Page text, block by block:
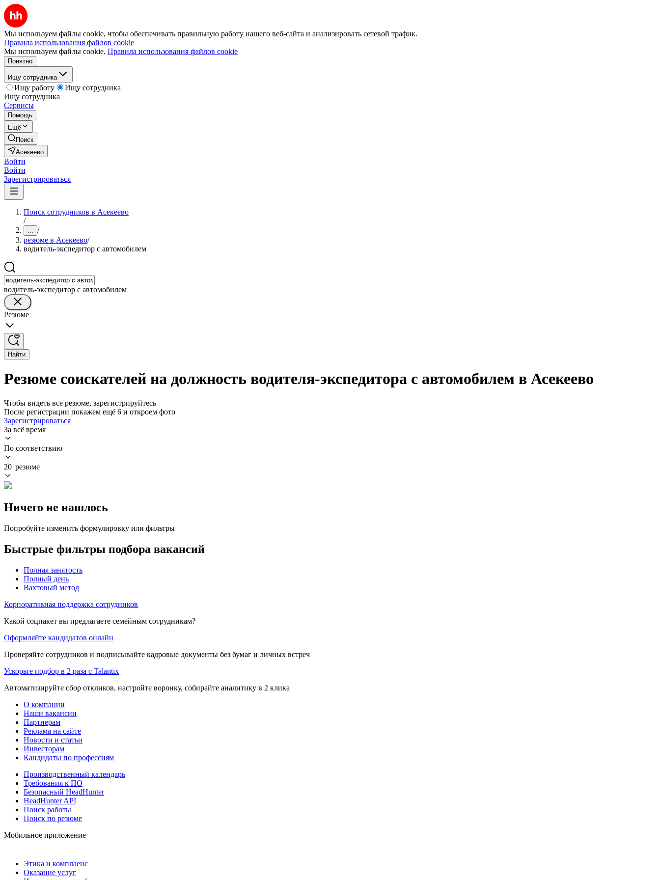
Мы используем файлы cookie, чтобы обеспечивать правильную работу нашего веб-сайта и анализировать сетевой трафик.
Правила использования файлов cookie
Мы используем файлы cookie. Правила использования файлов cookie
Понятно
Ищу сотрудника
Ищу работу
Ищу сотрудника
Ищу сотрудника
Сервисы
Помощь
Ещё
Поиск
Асекеево
Войти
Войти
Зарегистрироваться
Поиск сотрудников в Асекеево
/
... /
резюме в Асекеево/
водитель-экспедитор с автомобилем
водитель-экспедитор с автомобилем
Резюме
Найти
Резюме соискателей на должность водителя-экспедитора с автомобилем в Асекеево
Чтобы видеть все резюме, зарегистрируйтесь
После регистрации покажем ещё 6 и откроем фото
Зарегистрироваться
За всё время
По соответствию
20 резюме
Ничего не нашлось
Попробуйте изменить формулировку или фильтры
Быстрые фильтры подбора вакансий
Полная занятость
Полный день
Вахтовый метод
Корпоративная поддержка сотрудников
Какой соцпакет вы предлагаете семейным сотрудникам?
Оформляйте кандидатов онлайн
Проверяйте сотрудников и подписывайте кадровые документы без бумаг и личных встреч
Ускорьте подбор в 2 раза с Talantix
Автоматизируйте сбор откликов, настройте воронку, собирайте аналитику в 2 клика
О компании
Наши вакансии
Партнерам
Реклама на сайте
Новости и статьи
Инвесторам
Кандидаты по профессиям
Производственный календарь
Требования к ПО
Безопасный HeadHunter
HeadHunter API
Поиск работы
Поиск по резюме
Мобильное приложение
Этика и комплаенс
Оказание услуг